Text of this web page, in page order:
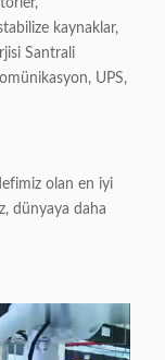
kaynaklar,
Santrali
UPS,
olan en iyi
dünyaya daha